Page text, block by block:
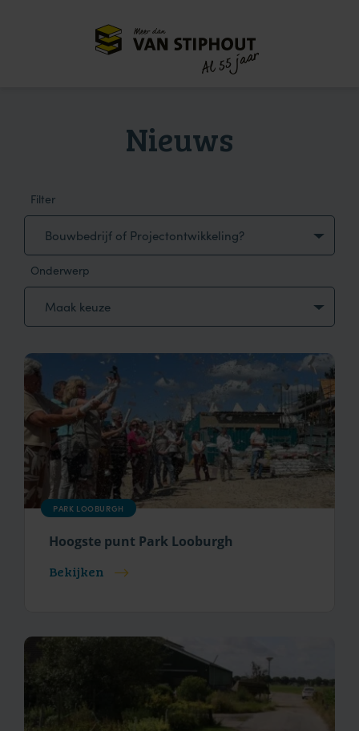
Meer dan
Al 55 jaar
Nieuws
Filter
Onderwerp
Bouwbedrijf of Projectontwikkeling?
Maak keuze
PARK LOOBURGH
Hoogste punt Park Looburgh
Bekijken